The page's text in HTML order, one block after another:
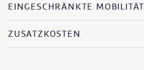
EINGESCHRÄNKTE MOBILITÄT
ZUSATZKOSTEN